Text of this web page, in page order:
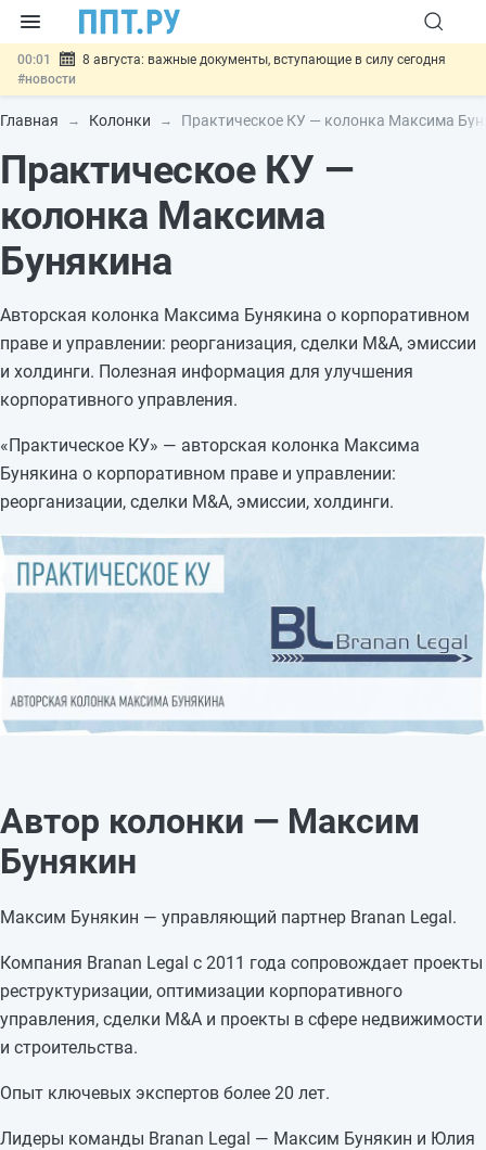
00:01
8 августа: важные документы, вступающие в силу сегодня
#новости
07.08 Подписан закон о блокировке продажи опасных товаров через
«Честный знак»#новости
07.08 Госпошлину за устранение ошибок в документах предлагают
07.08
Важно
Разработают единые критерии трудовых и ГПХ-
Главная Колонки Практическое КУ — колонка Максима
Практическое КУ —
колонка Максима
Бунякина
Авторская колонка Максима Бунякина о корпоративном
праве и управлении: реорганизация, сделки M&A, эмиссии
и холдинги. Полезная информация для улучшения
корпоративного управления.
«Практическое КУ» — авторская колонка Максима
Бунякина о корпоративном праве и управлении:
реорганизации, сделки M&A, эмиссии, холдинги.
Автор колонки — Максим
Бунякин
Максим Бунякин — управляющий партнер Branan Legal.
Компания Branan Legal с 2011 года сопровождает проекты
реструктуризации, оптимизации корпоративного
управления, сделки M&A и проекты в сфере недвижимости
и строительства.
Опыт ключевых экспертов более 20 лет.
Лидеры команды Branan Legal — Максим Бунякин и Юлия